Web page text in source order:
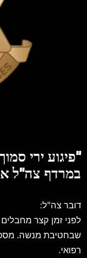
"פיגוע ירי
במרדף צה"ל
דובר צה"ל:
לפני זמן קצר
שבחטיבת מנשה.
רפואי.